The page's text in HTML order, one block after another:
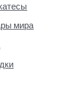
мира